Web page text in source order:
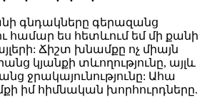
գնդակները գերազանց
համար ես հետևում եմ մի քանի
Ճիշտ խնամքը ոչ միայն
կյանքի տևողությունը, այլև
ջրակայունությունը: Ահա
իմ հիմնական խորհուրդները.